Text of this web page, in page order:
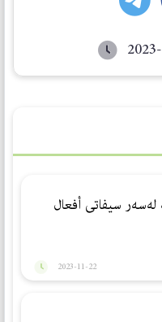
لەسەر سیفاتی أفعال
2023-11-22